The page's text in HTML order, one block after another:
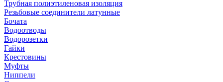
Трубная полиэтиленовая изоляция
Резьбовые соединители латунные
Бочата
Водоотводы
Водорозетки
Гайки
Крестовины
Муфты
Ниппели